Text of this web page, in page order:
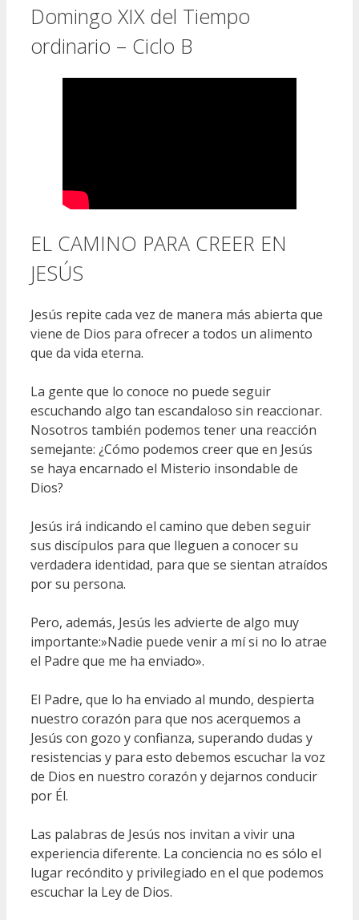
Domingo XIX del Tiempo
ordinario – Ciclo B
EL CAMINO PARA CREER EN
JESÚS
Jesús repite cada vez de manera más abierta que
viene de Dios para ofrecer a todos un alimento
que da vida eterna.
La gente que lo conoce no puede seguir
escuchando algo tan escandaloso sin reaccionar.
Nosotros también podemos tener una reacción
semejante: ¿Cómo podemos creer que en Jesús
se haya encarnado el Misterio insondable de
Dios?
Jesús irá indicando el camino que deben seguir
sus discípulos para que lleguen a conocer su
verdadera identidad, para que se sientan atraídos
por su persona.
Pero, además, Jesús les advierte de algo muy
importante:»Nadie puede venir a mí si no lo atrae
el Padre que me ha enviado».
El Padre, que lo ha enviado al mundo, despierta
nuestro corazón para que nos acerquemos a
Jesús con gozo y confianza, superando dudas y
resistencias y para esto debemos escuchar la voz
de Dios en nuestro corazón y dejarnos conducir
por Él.
Las palabras de Jesús nos invitan a vivir una
experiencia diferente. La conciencia no es sólo el
lugar recóndito y privilegiado en el que podemos
escuchar la Ley de Dios.